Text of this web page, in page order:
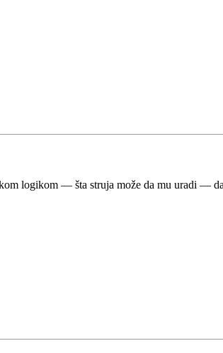
logikom — šta struja može da mu uradi —